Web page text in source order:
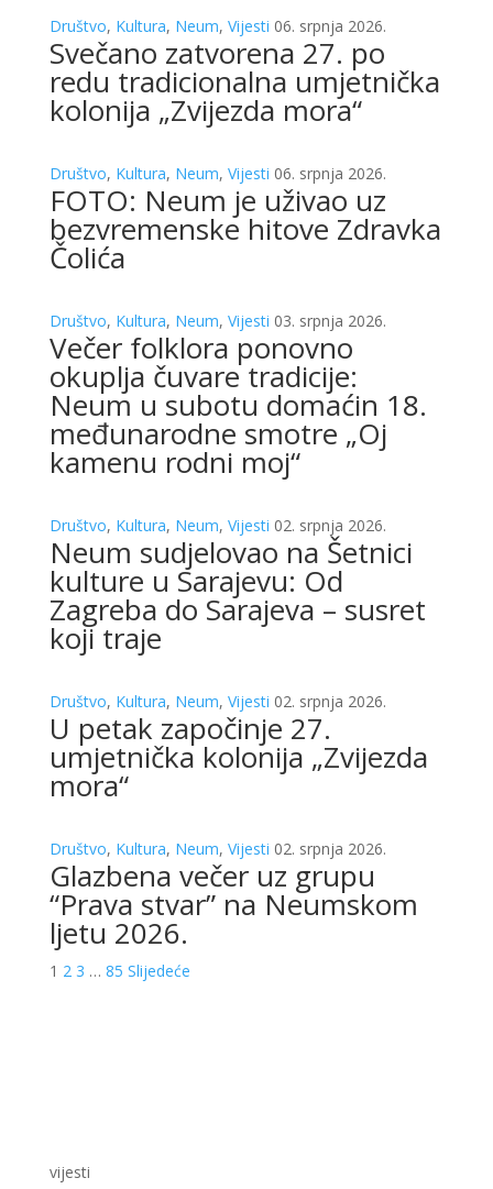
Društvo, Kultura, Neum, Vijesti 06. srpnja 2026.
Svečano zatvorena 27. po
redu tradicionalna umjetnička
kolonija „Zvijezda mora“
Društvo, Kultura, Neum, Vijesti 06. srpnja 2026.
FOTO: Neum je uživao uz
bezvremenske hitove Zdravka
Čolića
Društvo, Kultura, Neum, Vijesti 03. srpnja 2026.
Večer folklora ponovno
okuplja čuvare tradicije:
Neum u subotu domaćin 18.
međunarodne smotre „Oj
kamenu rodni moj“
Društvo, Kultura, Neum, Vijesti 02. srpnja 2026.
Neum sudjelovao na Šetnici
kulture u Sarajevu: Od
Zagreba do Sarajeva – susret
koji traje
Društvo, Kultura, Neum, Vijesti 02. srpnja 2026.
U petak započinje 27.
umjetnička kolonija „Zvijezda
mora“
Društvo, Kultura, Neum, Vijesti 02. srpnja 2026.
Glazbena večer uz grupu
“Prava stvar” na Neumskom
ljetu 2026.
1 2 3 … 85 Slijedeće
vijesti